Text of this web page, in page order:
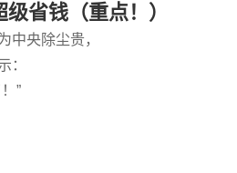
省钱（重点！）
中央除尘贵，
：
”